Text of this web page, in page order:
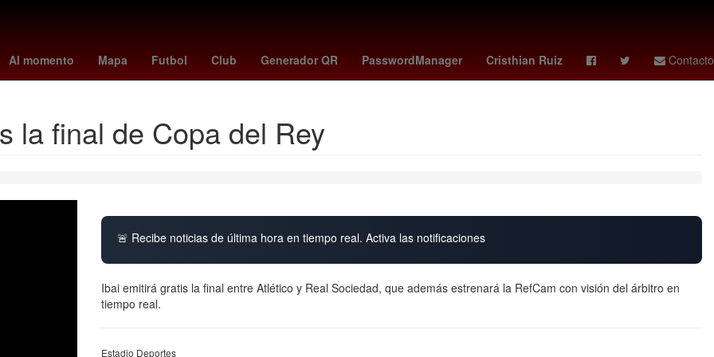
Al momento Mapa Futbol Club Generador QR PasswordManager Cristhian Ruiz Contacto
Dólar estadounidense 26 de marzo Sultanes Basura espacial trevor etienne Producción
la final de Copa del Rey
🚨 Recibe noticias de última hora en tiempo real. Activa las notificaciones
Ibai emitirá gratis la final entre Atlético y Real Sociedad, que además estrenará la RefCam con visión del árbitro en
tiempo real.
Estadio Deportes